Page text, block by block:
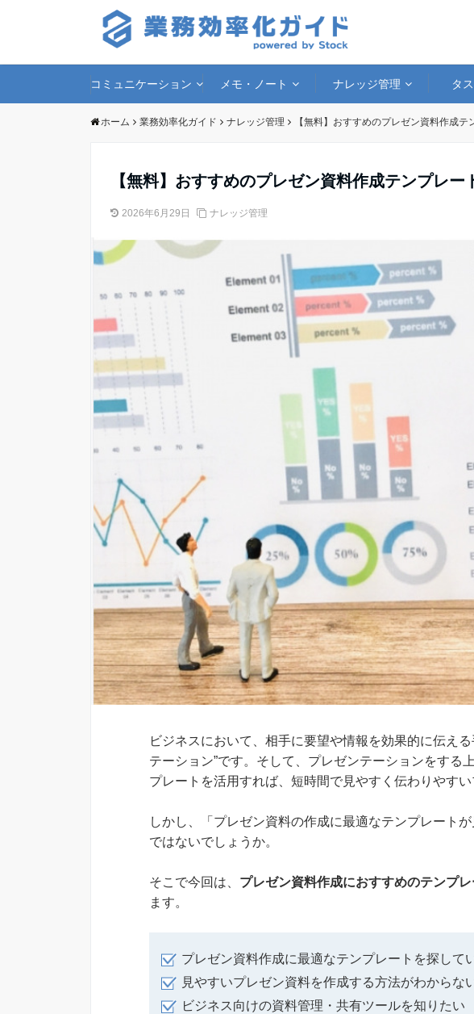
コミュニケーション メモ・ノート ナレッジ管理 タ
ホーム 業務効率化ガイド ナレッジ管理 【無料】おすすめのプレゼン資料作成テ
【無料】おすすめのプレゼン資料作成テンプレー
2026年6月29日 ナレッジ管理
ビジネスにおいて、相手に要望や情報を効果的に伝え
テーション”です。そして、プレゼンテーションをする
プレートを活用すれば、短時間で見やすく伝わりやすい
しかし、「プレゼン資料の作成に最適なテンプレート
ではないでしょうか。
そこで今回は、 プレゼン資料作成におすすめのテンプ
ます。
プレゼン資料作成に最適なテンプレートを探して
見やすいプレゼン資料を作成する方法がわからな
ビジネス向けの資料管理・共有ツールを知りたい